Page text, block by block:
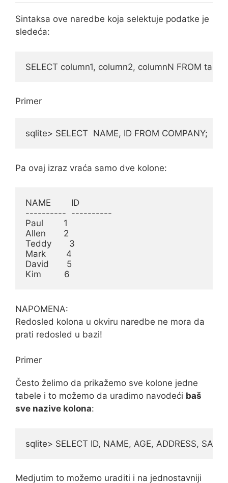
Sintaksa ove naredbe koja selektuje podatke je
sledeća:
SELECT column1, column2, columnN FROM
Primer
sqlite> SELECT  NAME, ID FROM COMPANY;
Pa ovaj izraz vraća samo dve kolone:
NAME        ID
----------  ----------
Paul        1
Allen       2
Teddy       3
Mark        4
David       5
Kim         6
NAPOMENA:
Redosled kolona u okviru naredbe ne mora da
prati redosled u bazi!
Primer
Često želimo da prikažemo sve kolone jedne
tabele i to možemo da uradimo navodeći baš
sve nazive kolona:
sqlite> SELECT ID, NAME, AGE, ADDRESS,
Medjutim to možemo uraditi i na jednostavniji